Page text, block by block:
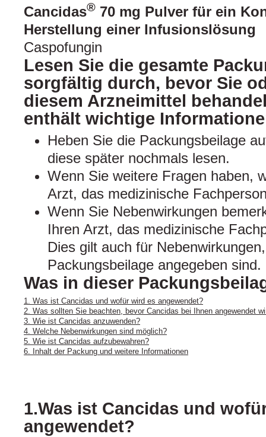
Cancidas® 70 mg Pulver für ein
Herstellung einer Infusionslösung
Caspofungin
Lesen Sie die gesamte
sorgfältig durch, bevor Sie
diesem Arzneimittel
enthält wichtige
Heben Sie die Packungsbeilage
diese später nochmals lesen.
Wenn Sie weitere Fragen haben,
Arzt, das medizinische
Wenn Sie Nebenwirkungen
Ihren Arzt, das medizinische
Dies gilt auch für
Packungsbeilage angegeben
Was in dieser
1. Was ist Cancidas und wofür wird es angewendet?
2. Was sollten Sie beachten, bevor Cancidas bei Ihnen angewendet
3. Wie ist Cancidas anzuwenden?
4. Welche Nebenwirkungen sind möglich?
5. Wie ist Cancidas aufzubewahren?
6. Inhalt der Packung und weitere Informationen
1.Was ist Cancidas und
angewendet?